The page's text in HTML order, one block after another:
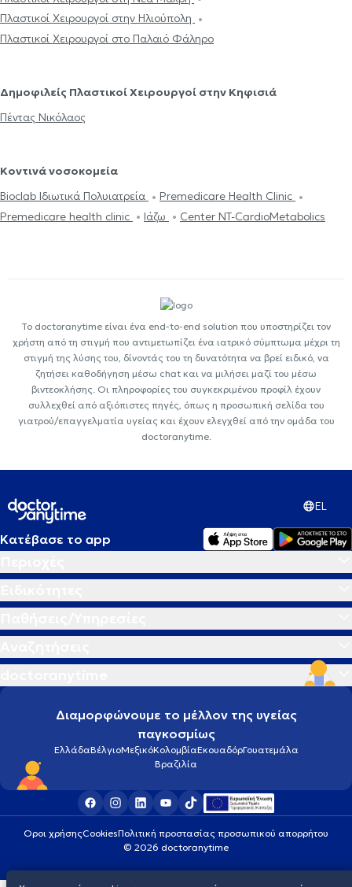
Πλαστικοί Χειρουργοί στην Ηλιούπολη
Πλαστικοί Χειρουργοί στο Παλαιό Φάληρο
Δημοφιλείς Πλαστικοί Χειρουργοί στην Κηφισιά
Πέντας Νικόλαος
Κοντινά νοσοκομεία
Bioclab Ιδιωτικά Πολυιατρεία
Premedicare Health Clinic
Premedicare health clinic
Ιάζω Center NT-CardioMetabolics
Το doctoranytime είναι ένα end-to-end solution που υποστηρίζει τον
χρήστη από τη στιγμή που αντιμετωπίζει ένα ιατρικό σύμπτωμα μέχρι τη
στιγμή της λύσης του, δίνοντάς του τη δυνατότητα να βρεί ειδικό, να
ζητήσει καθοδήγηση μέσω chat και να μιλήσει μαζί του μέσω
βιντεοκλήσης. Οι πληροφορίες του συγκεκριμένου προφίλ έχουν
συλλεχθεί από αξιόπιστες πηγές, όπως η προσωπική σελίδα του
γιατρού/επαγγελματία υγείας και έχουν ελεγχθεί από την ομάδα του
doctoranytime.
EL
Κατέβασε το app
Διαμορφώνουμε το μέλλον της υγείας
παγκοσμίως
ΕλλάδαΒέλγιοΜεξικόΚολομβίαΕκουαδόρΓουατεμάλα
Βραζιλία
Οροι χρήσηςCookiesΠολιτική προστασίας προσωπικού απορρήτου
© 2026 doctoranytime